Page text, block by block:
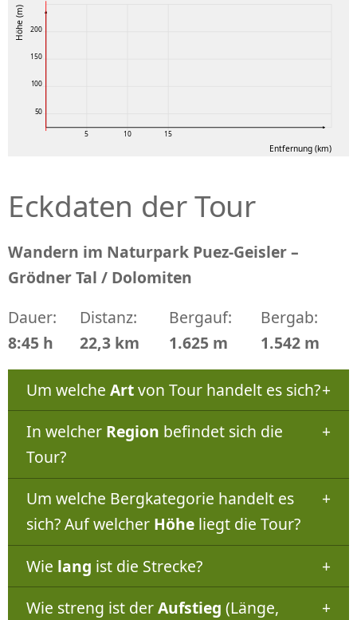
50
100
150
200
5 10 15
Entfernung (km)
Höhe (m)
Eckdaten der Tour
Wandern im Naturpark Puez-Geisler –
Grödner Tal / Dolomiten
Dauer:
8:45 h
Distanz:
22,3 km
Bergauf:
1.625 m
Bergab:
1.542 m
Um welche Artvon Tour handelt es sich?
In welcher Region befindet sich die
Tour?
Um welche Bergkategorie handelt es
sich? Auf welcher Höheliegt die Tour?
Wie lang ist die Strecke?
Wie streng ist derAufstieg (Länge,